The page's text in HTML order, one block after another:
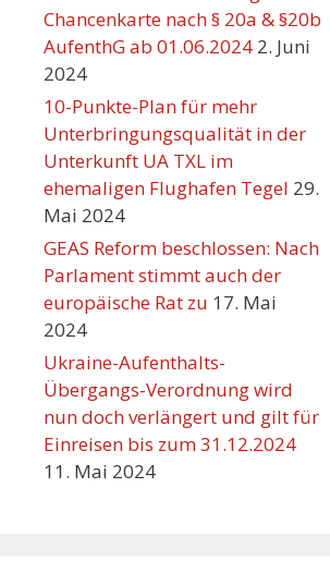
Chancenkarte nach § 20a & §20b
AufenthG ab 01.06.2024 2. Juni
2024
10-Punkte-Plan für mehr
Unterbringungsqualität in der
Unterkunft UA TXL im
ehemaligen Flughafen Tegel 29.
Mai 2024
GEAS Reform beschlossen: Nach
Parlament stimmt auch der
europäische Rat zu 17. Mai
2024
Ukraine-Aufenthalts-
Übergangs-Verordnung wird
nun doch verlängert und gilt für
Einreisen bis zum 31.12.2024
11. Mai 2024